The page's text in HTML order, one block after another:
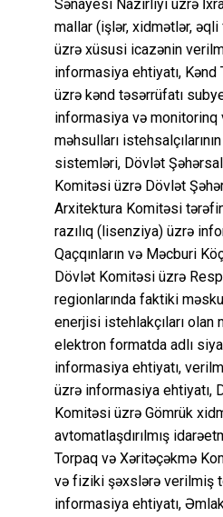
Sənayesi Nazirliyi üzrə
mallar (işlər, xidmətlər,
üzrə xüsusi icazənin
informasiya ehtiyatı,
üzrə kənd təsərrüfatı
informasiya və monitorinq
məhsulları
sistemləri, Dövlət
Komitəsi üzrə Dövlət
Arxitektura Komitəsi
razılıq (lisenziya) üzrə
Qaçqınların və Məcburi
Dövlət Komitəsi üzrə
regionlarında faktiki
enerjisi istehlakçıları olan
elektron formatda adlı
informasiya ehtiyatı,
üzrə informasiya ehtiyatı,
Komitəsi üzrə Gömrük
avtomatlaşdırılmış
Torpaq və Xəritəçəkmə
və fiziki şəxslərə verilmiş
informasiya ehtiyatı,